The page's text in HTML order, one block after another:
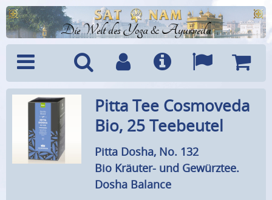
Die Welt des Yoga & Ayurveda
Menü SucheBenutzerkonto
Info Sprachen
Pitta Tee Cosmoveda
Bio, 25 Teebeutel
Pitta Dosha, No. 132
Bio Kräuter- und Gewürztee.
Dosha Balance